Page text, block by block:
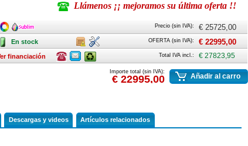
Llámenos ¡¡ mejoramos su última oferta !!
Ancho Precio (sin IVA): € 25725,00
En stock Caja Instalación OFERTA (sin IVA): € 22995,00
financiación
Consulte
ofertas
Consulte
ofertas
Plan
Renove
Total IVA incl.: € 27823,95
Importe total (sin IVA):
€ 22995,00 Añadir al carro
Descargas y videos Artículos relacionados